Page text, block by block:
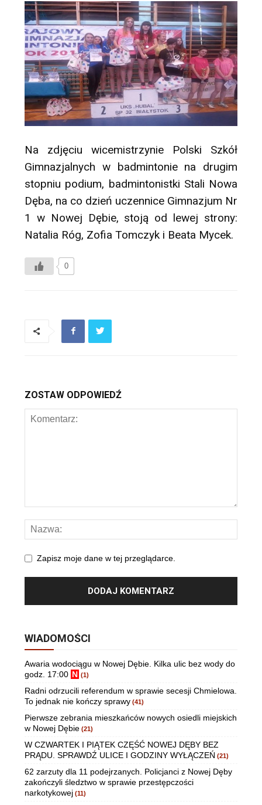
Na zdjęciu wicemistrzynie Polski Szkół
Gimnazjalnych w badmintonie na drugim
stopniu podium, badmintonistki Stali Nowa
Dęba, na co dzień uczennice Gimnazjum Nr
1 w Nowej Dębie, stoją od lewej strony:
Natalia Róg, Zofia Tomczyk i Beata Mycek.
0
ZOSTAW ODPOWIEDŹ
Zapisz moje dane w tej przeglądarce.
WIADOMOŚCI
Awaria wodociągu w Nowej Dębie. Kilka ulic bez wody do
godz. 17:00 N (1)
Radni odrzucili referendum w sprawie secesji Chmielowa.
To jednak nie kończy sprawy (41)
Pierwsze zebrania mieszkańców nowych osiedli miejskich
w Nowej Dębie (21)
W CZWARTEK I PIĄTEK CZĘŚĆ NOWEJ DĘBY BEZ
PRĄDU. SPRAWDŹ ULICE I GODZINY WYŁĄCZEŃ (21)
62 zarzuty dla 11 podejrzanych. Policjanci z Nowej Dęby
zakończyli śledztwo w sprawie przestępczości
narkotykowej (11)